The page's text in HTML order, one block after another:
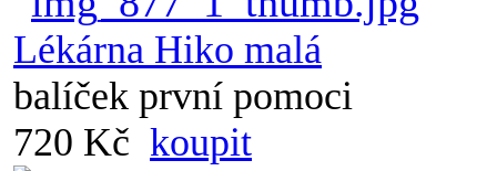
Lékárna Hiko malá
balíček první pomoci
720 Kč koupit